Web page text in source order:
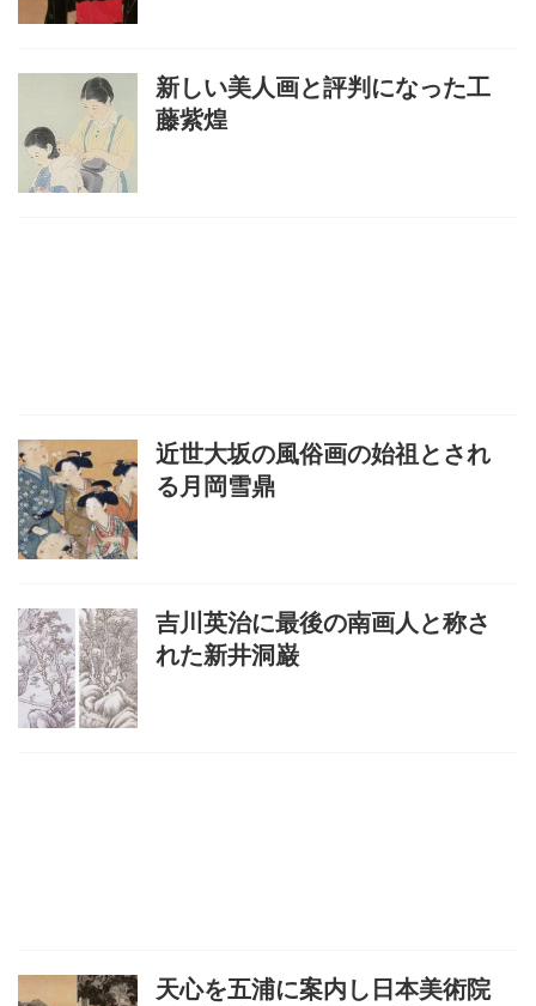
新しい美人画と評判になった工
藤紫煌
近世大坂の風俗画の始祖とされ
る月岡雪鼎
吉川英治に最後の南画人と称さ
れた新井洞巌
天心を五浦に案内し日本美術院